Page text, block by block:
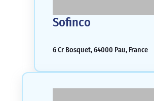
Sofinco
6 Cr Bosquet, 64000 Pau, France